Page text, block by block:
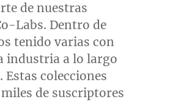
de nuestras
Labs. Dentro de
tenido varias con
industria a lo largo
Estas colecciones
de suscriptores